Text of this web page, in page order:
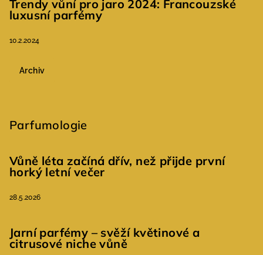
Trendy vůní pro jaro 2024: Francouzské
luxusní parfémy
10.2.2024
Archiv
Parfumologie
Vůně léta začíná dřív, než přijde první
horký letní večer
28.5.2026
Jarní parfémy – svěží květinové a
citrusové niche vůně